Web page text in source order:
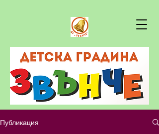
Публикация